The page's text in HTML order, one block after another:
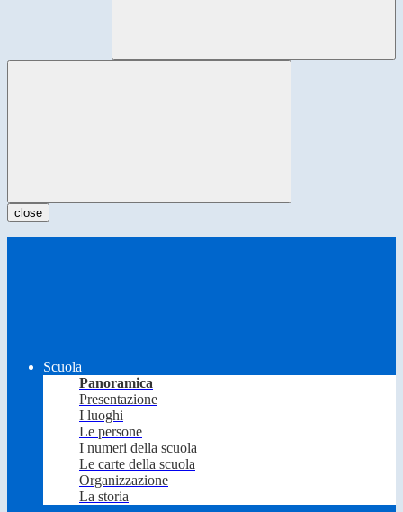
close
Scuola
Panoramica
Presentazione
I luoghi
Le persone
I numeri della scuola
Le carte della scuola
Organizzazione
La storia